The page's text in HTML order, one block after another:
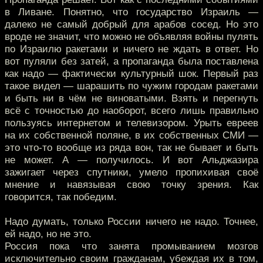
в Ливане. Понятно, что государство Израиль —
далеко не самый добрый для арабов сосед. Но это
вроде не значит, что можно не объявляя войны пулять
по Израилю ракетами и ничего не ждать в ответ. Но
вот пуляли без затей, а пропаганда была поставлена
как надо — фактически культурный шок. Первый раз
такое видел — шарашить по чужим городам ракетами
и быть ни в чём не виноватыми. Взять и перегнуть
всё с точностью до наоборот, всего лишь правильно
пользуясь интернетом и телевизором. Урыть евреев
на их собственной поляне, в их собственных СМИ —
это что-то вообще из ряда вон, так не бывает и быть
не может. А — получилось. И вот Альджазира
зажигает через спутники, умело пропихивая своё
мнение и навязывая свою точку зрения. Как
говорится, так победим.
Надо думать, только России ничего не надо. Точнее,
ей надо, но не это.
Россия пока что занята промыванием мозгов
исключительно своим гражданам, убеждая их в том,